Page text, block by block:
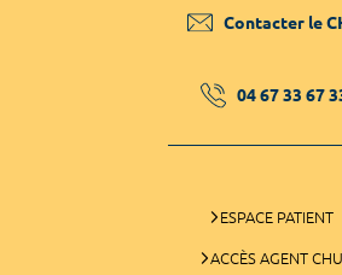
Contacter le
04 67 33 67
ESPACE PATIENT
ACCÈS AGENT CHU